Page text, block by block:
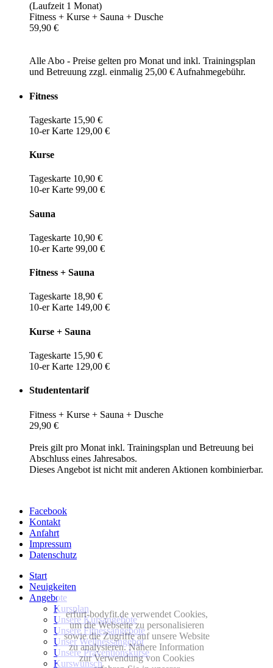
(Laufzeit 1 Monat)
Fitness + Kurse + Sauna + Dusche
59,90 €
Alle Abo - Preise gelten pro Monat und inkl. Trainingsplan
und Betreuung zzgl. einmalig 25,00 € Aufnahmegebühr.
Fitness
Tageskarte 15,90 €
10-er Karte 129,00 €
Kurse
Tageskarte 10,90 €
10-er Karte 99,00 €
Sauna
Tageskarte 10,90 €
10-er Karte 99,00 €
Fitness + Sauna
Tageskarte 18,90 €
10-er Karte 149,00 €
Kurse + Sauna
Tageskarte 15,90 €
10-er Karte 129,00 €
Studententarif
Fitness + Kurse + Sauna + Dusche
29,90 €
Preis gilt pro Monat inkl. Trainingsplan und Betreuung bei
Abschluss eines Jahresabos.
Dieses Angebot ist nicht mit anderen Aktionen kombinierbar.
Facebook
Kontakt
Anfahrt
Impressum
Datenschutz
Start
Neuigkeiten
Angebote
Kursplan
Unsere Kursangebote
Unsere Fitnessangebote
Unser Wellnessangebot
Unsere Präventionskurse
Kurswunsch
erfurt-bodyfit.de verwendet Cookies,
um die Webseite zu personalisieren
sowie die Zugriffe auf unsere Website
zu analysieren. Nähere Information
zur Verwendung von Cookies